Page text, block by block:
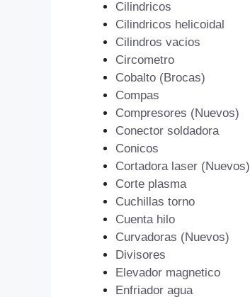
Cilindricos
Cilindricos helicoidal
Cilindros vacios
Circometro
Cobalto (Brocas)
Compas
Compresores (Nuevos)
Conector soldadora
Conicos
Cortadora laser (Nuevos)
Corte plasma
Cuchillas torno
Cuenta hilo
Curvadoras (Nuevos)
Divisores
Elevador magnetico
Enfriador agua